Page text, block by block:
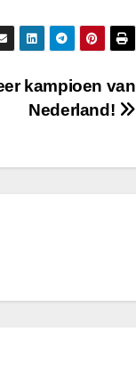
kampioen van
Nederland!